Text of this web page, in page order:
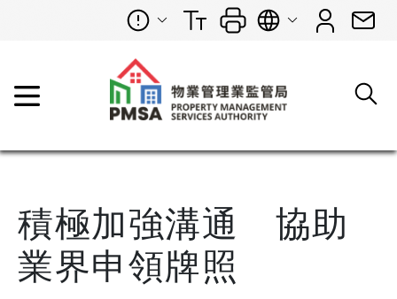
積極加強溝通 協助
業界申領牌照